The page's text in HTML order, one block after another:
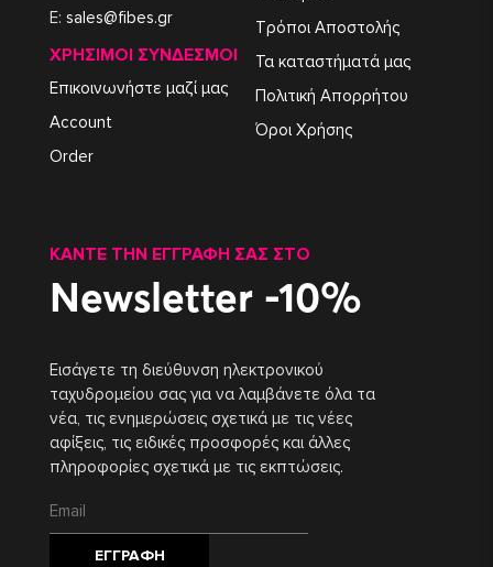
E: sales@fibes.gr
ΧΡΉΣΙΜΟΙ ΣΎΝΔΕΣΜΟΙ
Επικοινωνήστε μαζί μας
Account
Order
Τρόποι Αποστολής
Τα καταστήματά μας
Πολιτική Απορρήτου
Όροι Χρήσης
ΚΆΝΤΕ ΤΗΝ ΕΓΓΡΑΦΉ ΣΑΣ ΣΤΟ
Newsletter -10%
Εισάγετε τη διεύθυνση ηλεκτρονικού
ταχυδρομείου σας για να λαμβάνετε όλα τα
νέα, τις ενημερώσεις σχετικά με τις νέες
αφίξεις, τις ειδικές προσφορές και άλλες
πληροφορίες σχετικά με τις εκπτώσεις.
ΕΓΓΡΑΦΉ